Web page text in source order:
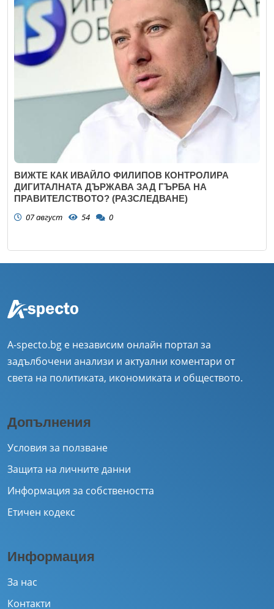
ВИЖТЕ КАК ИВАЙЛО ФИЛИПОВ КОНТРОЛИРА
ДИГИТАЛНАТА ДЪРЖАВА ЗАД ГЪРБА НА
ПРАВИТЕЛСТВОТО? (РАЗСЛЕДВАНЕ)
07 август 54 0
A-specto.bg е независим онлайн портал за
задълбочени анализи и актуални коментари от
света на политиката, икономиката и обществото.
Допълнения
Условия за ползване
Защита на личните данни
Информация за собствеността
Етичен кодекс
Информация
За нас
Контакти